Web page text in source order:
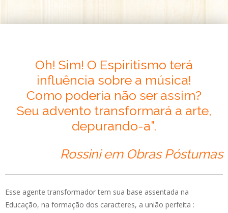
Oh! Sim! O Espiritismo terá
influência sobre a música!
Como poderia não ser assim?
Seu advento transformará a arte,
depurando-a”.
Rossini em Obras Póstumas
Esse agente transformador tem sua base assentada na
Educação, na formação dos caracteres, a união perfeita :